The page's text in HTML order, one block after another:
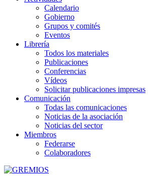
Calendario
Gobierno
Grupos y comités
Eventos
Librería
Todos los materiales
Publicaciones
Conferencias
Vídeos
Solicitar publicaciones impresas
Comunicación
Todas las comunicaciones
Noticias de la asociación
Noticias del sector
Miembros
Federarse
Colaboradores